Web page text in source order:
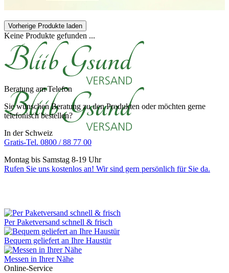
Vorherige Produkte laden
Keine Produkte gefunden ...
Beratung am Telefon
Sie wünschen Beratung zu den Produkten oder möchten gerne
telefonisch bestellen?
In der Schweiz
Gratis-Tel. 0800 / 88 77 00
Montag bis Samstag 8-19 Uhr
Rufen Sie uns kostenlos an! Wir sind gern persönlich für Sie da.
Per Paketversand schnell & frisch
Bequem geliefert an Ihre Haustür
Messen in Ihrer Nähe
Online-Service